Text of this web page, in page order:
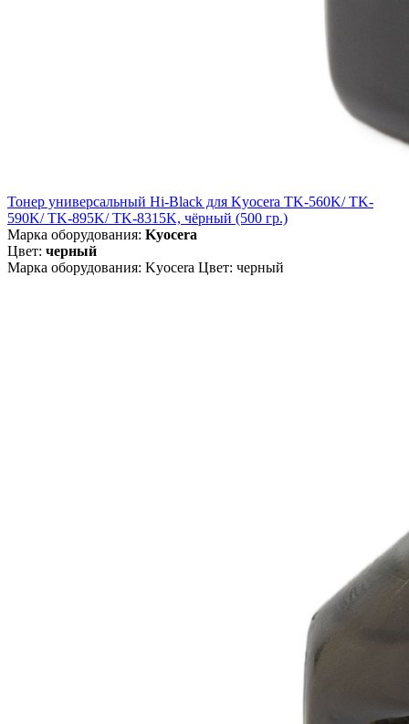
Тонер универсальный Hi-Black для Kyocera TK-560K/ TK-
590K/ TK-895K/ TK-8315K, чёрный (500 гр.)
Марка оборудования: Kyocera
Цвет: черный
Марка оборудования: Kyocera Цвет: черный